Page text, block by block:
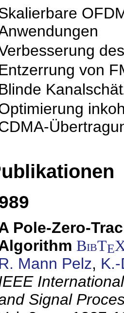
von
Pole-Zero-
BibTE
Mann Pelz,
Signal